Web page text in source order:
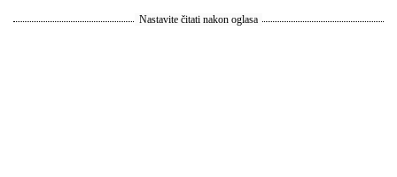
Nastavite čitati nakon oglasa